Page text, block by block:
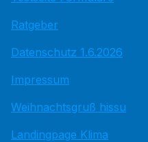
Ratgeber
Datenschutz 1.6.2026
Impressum
Weihnachtsgruß hissu
Landingpage Klima